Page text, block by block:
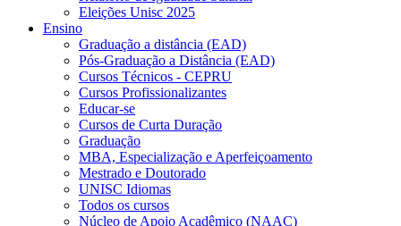
Eleições Unisc 2025
Ensino
Graduação a distância (EAD)
Pós-Graduação a Distância (EAD)
Cursos Técnicos - CEPRU
Cursos Profissionalizantes
Educar-se
Cursos de Curta Duração
Graduação
MBA, Especialização e Aperfeiçoamento
Mestrado e Doutorado
UNISC Idiomas
Todos os cursos
Núcleo de Apoio Acadêmico (NAAC)